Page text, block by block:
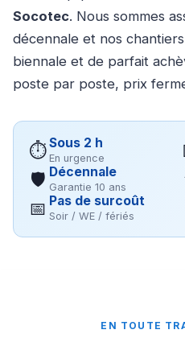
Socotec. Nous sommes
décennale et nos
biennale et de parfait
poste par poste, prix
⏱Sous 2 h
En urgence
🛡 Décennale
Garantie 10 ans
📅 Pas de surcoût
Soir / WE / fériés
EN TOUTE